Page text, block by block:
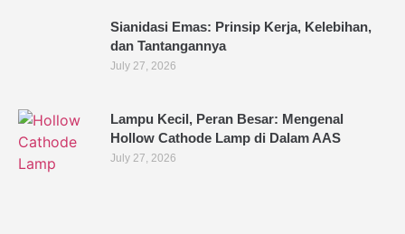
Sianidasi Emas: Prinsip Kerja, Kelebihan,
dan Tantangannya
July 27, 2026
Lampu Kecil, Peran Besar: Mengenal
Hollow Cathode Lamp di Dalam AAS
July 27, 2026